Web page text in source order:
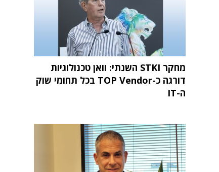
מחקר STKI השנתי: וואן טכנולוגיות
דורגה כ-TOP Vendor בכל תחומי שוק
ה-IT